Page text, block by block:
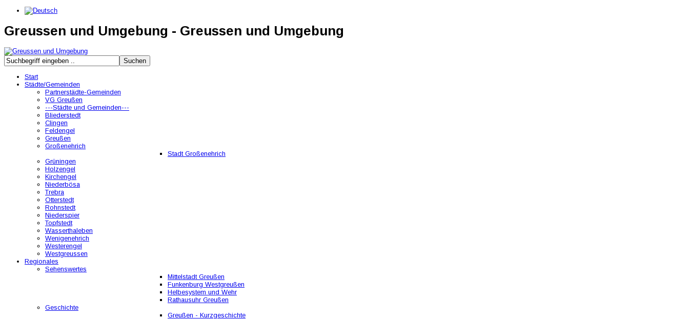
Greussen und Umgebung - Greussen und Umgebung
Start
Städte/Gemeinden
Partnerstädte-Gemeinden
VG Greußen
---Städte und Gemeinden---
Bliederstedt
Clingen
Feldengel
Greußen
Großenehrich
Stadt Großenehrich
Grüningen
Holzengel
Kirchengel
Niederbösa
Trebra
Otterstedt
Rohnstedt
Niederspier
Topfstedt
Wasserthaleben
Wenigenehrich
Westerengel
Westgreussen
Regionales
Sehenswertes
Mittelstadt Greußen
Funkenburg Westgreußen
Helbesystem und Wehr
Rathausuhr Greußen
Geschichte
Greußen - Kurzgeschichte